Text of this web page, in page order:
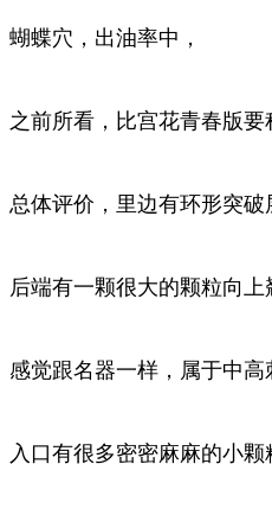
蝴蝶穴，出油率中，
之前所看，比宫花青春版要
总体评价，里边有环形突破
后端有一颗很大的颗粒向上
感觉跟名器一样，属于中高
入口有很多密密麻麻的小颗